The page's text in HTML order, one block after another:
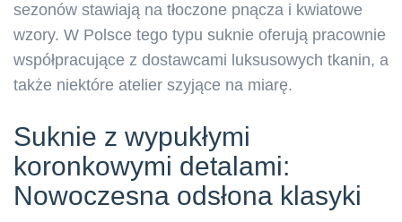
sezonów stawiają na tłoczone pnącza i kwiatowe
wzory. W Polsce tego typu suknie oferują pracownie
współpracujące z dostawcami luksusowych tkanin, a
także niektóre atelier szyjące na miarę.
Suknie z wypukłymi
koronkowymi detalami:
Nowoczesna odsłona klasyki